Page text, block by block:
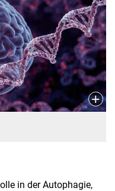
in der Autophagie,